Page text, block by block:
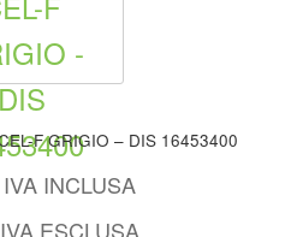
HYDRO T8 921 FL 2X36 CEL-F GRIGIO – DIS 16453400
IVA INCLUSA
IVA ESCLUSA